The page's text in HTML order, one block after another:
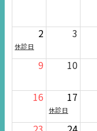
2
休診日
3
9 10
16 17
休診日